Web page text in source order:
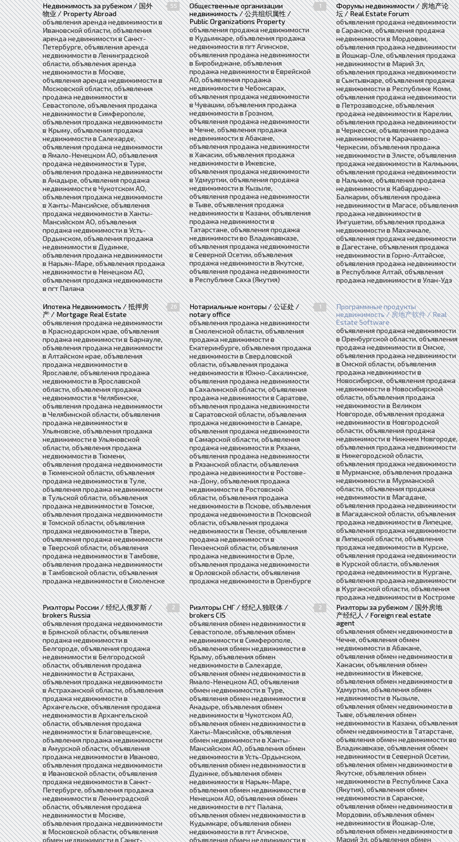
Недвижимость за рубежом / 国外
物业 / Property Abroad
55
объявления аренда недвижимости в
Ивановской области, объявления
аренда недвижимости в Санкт-
Петербурге, объявления аренда
недвижимости в Ленинградской
области, объявления аренда
недвижимости в Москве,
объявления аренда недвижимости в
Московской области, объявления
продажа недвижимости в
Севастополе, объявления продажа
недвижимости в Симферополе,
объявления продажа недвижимости
в Крыму, объявления продажа
недвижимости в Салехарде,
объявления продажа недвижимости
в Ямало-Ненецком АО, объявления
продажа недвижимости в Туре,
объявления продажа недвижимости
в Анадыре, объявления продажа
недвижимости в Чукотском АО,
объявления продажа недвижимости
в Ханты-Мансийске, объявления
продажа недвижимости в Ханты-
Мансийском АО, объявления
продажа недвижимости в Усть-
Ордынском, объявления продажа
недвижимости в Дудинке,
объявления продажа недвижимости
в Нарьян-Маре, объявления продажа
недвижимости в Ненецком АО,
объявления продажа недвижимости
в пгт Палана
Общественные организации
недвижимость / 公共组织属性 /
Public Organizations Property
1
объявления продажа недвижимости
в Кудымкаре, объявления продажа
недвижимости в пгт Агинское,
объявления продажа недвижимости
в Биробиджане, объявления
продажа недвижимости в Еврейской
АО, объявления продажа
недвижимости в Чебоксарах,
объявления продажа недвижимости
в Чувашии, объявления продажа
недвижимости в Грозном,
объявления продажа недвижимости
в Чечне, объявления продажа
недвижимости в Абакане,
объявления продажа недвижимости
в Хакасии, объявления продажа
недвижимости в Ижевске,
объявления продажа недвижимости
в Удмуртии, объявления продажа
недвижимости в Кызыле,
объявления продажа недвижимости
в Тыве, объявления продажа
недвижимости в Казани, объявления
продажа недвижимости в
Татарстане, объявления продажа
недвижимости во Владикавказе,
объявления продажа недвижимости
в Северной Осетии, объявления
продажа недвижимости в Якутске,
объявления продажа недвижимости
в Республике Саха (Якутия)
Форумы недвижимости / 房地产论
坛 / Real Estate Forum
объявления продажа недвижимости
в Саранске, объявления продажа
недвижимости в Мордовии,
объявления продажа недвижимости
в Йошкар-Оле, объявления продажа
недвижимости в Марий Эл,
объявления продажа недвижимости
в Сыктывкаре, объявления продажа
недвижимости в Республике Коми,
объявления продажа недвижимости
в Петрозаводске, объявления
продажа недвижимости в Карелии,
объявления продажа недвижимости
в Черкесске, объявления продажа
недвижимости в Карачаево-
Черкесии, объявления продажа
недвижимости в Элисте, объявления
продажа недвижимости в Калмыкии,
объявления продажа недвижимости
в Нальчике, объявления продажа
недвижимости в Кабардино-
Балкарии, объявления продажа
недвижимости в Магасе, объявления
продажа недвижимости в
Ингушетии, объявления продажа
недвижимости в Махачкале,
объявления продажа недвижимости
в Дагестане, объявления продажа
недвижимости в Горно-Алтайске,
объявления продажа недвижимости
в Республике Алтай, объявления
продажа недвижимости в Улан-Удэ
Ипотека Недвижимость / 抵押房
产 / Mortgage Real Estate
26
объявления продажа недвижимости
в Краснодарском крае, объявления
продажа недвижимости в Барнауле,
объявления продажа недвижимости
в Алтайском крае, объявления
продажа недвижимости в
Ярославле, объявления продажа
недвижимости в Ярославской
области, объявления продажа
недвижимости в Челябинске,
объявления продажа недвижимости
в Челябинской области, объявления
продажа недвижимости в
Ульяновске, объявления продажа
недвижимости в Ульяновской
области, объявления продажа
недвижимости в Тюмени,
объявления продажа недвижимости
в Тюменской области, объявления
продажа недвижимости в Туле,
объявления продажа недвижимости
в Тульской области, объявления
продажа недвижимости в Томске,
объявления продажа недвижимости
в Томской области, объявления
продажа недвижимости в Твери,
объявления продажа недвижимости
в Тверской области, объявления
продажа недвижимости в Тамбове,
объявления продажа недвижимости
в Тамбовской области, объявления
продажа недвижимости в Смоленске
Нотариальные конторы / 公证处 /
notary office
1
объявления продажа недвижимости
в Смоленской области, объявления
продажа недвижимости в
Екатеринбурге, объявления продажа
недвижимости в Свердловской
области, объявления продажа
недвижимости в Южно-Сахалинске,
объявления продажа недвижимости
в Сахалинской области, объявления
продажа недвижимости в Саратове,
объявления продажа недвижимости
в Саратовской области, объявления
продажа недвижимости в Самаре,
объявления продажа недвижимости
в Самарской области, объявления
продажа недвижимости в Рязани,
объявления продажа недвижимости
в Рязанской области, объявления
продажа недвижимости в Ростове-
на-Дону, объявления продажа
недвижимости в Ростовской
области, объявления продажа
недвижимости в Пскове, объявления
продажа недвижимости в Псковской
области, объявления продажа
недвижимости в Пензе, объявления
продажа недвижимости в
Пензенской области, объявления
продажа недвижимости в Орле,
объявления продажа недвижимости
в Орловской области, объявления
продажа недвижимости в Оренбурге
Программные продукты
недвижимость / 房地产软件 / Real
Estate Software
объявления продажа недвижимости
в Оренбургской области, объявления
продажа недвижимости в Омске,
объявления продажа недвижимости
в Омской области, объявления
продажа недвижимости в
Новосибирске, объявления продажа
недвижимости в Новосибирской
области, объявления продажа
недвижимости в Великом
Новгороде, объявления продажа
недвижимости в Новгородской
области, объявления продажа
недвижимости в Нижнем Новгороде,
объявления продажа недвижимости
в Нижегородской области,
объявления продажа недвижимости
в Мурманске, объявления продажа
недвижимости в Мурманской
области, объявления продажа
недвижимости в Магадане,
объявления продажа недвижимости
в Магаданской области, объявления
продажа недвижимости в Липецке,
объявления продажа недвижимости
в Липецкой области, объявления
продажа недвижимости в Курске,
объявления продажа недвижимости
в Курской области, объявления
продажа недвижимости в Кургане,
объявления продажа недвижимости
в Курганской области, объявления
продажа недвижимости в Костроме
Риэлторы России / 经纪人俄罗斯 /
brokers Russia
2
объявления продажа недвижимости
в Брянской области, объявления
продажа недвижимости в
Белгороде, объявления продажа
недвижимости в Белгородской
области, объявления продажа
недвижимости в Астрахани,
объявления продажа недвижимости
в Астраханской области, объявления
продажа недвижимости в
Архангельске, объявления продажа
недвижимости в Архангельской
области, объявления продажа
недвижимости в Благовещенске,
объявления продажа недвижимости
в Амурской области, объявления
продажа недвижимости в Иваново,
объявления продажа недвижимости
в Ивановской области, объявления
продажа недвижимости в Санкт-
Петербурге, объявления продажа
недвижимости в Ленинградской
области, объявления продажа
недвижимости в Москве,
объявления продажа недвижимости
в Московской области, объявления
обмен недвижимости в Санкт-
Риэлторы СНГ / 经纪人独联体 /
brokers CIS
2
объявления обмен недвижимости в
Севастополе, объявления обмен
недвижимости в Симферополе,
объявления обмен недвижимости в
Крыму, объявления обмен
недвижимости в Салехарде,
объявления обмен недвижимости в
Ямало-Ненецком АО, объявления
обмен недвижимости в Туре,
объявления обмен недвижимости в
Анадыре, объявления обмен
недвижимости в Чукотском АО,
объявления обмен недвижимости в
Ханты-Мансийске, объявления
обмен недвижимости в Ханты-
Мансийском АО, объявления обмен
недвижимости в Усть-Ордынском,
объявления обмен недвижимости в
Дудинке, объявления обмен
недвижимости в Нарьян-Маре,
объявления обмен недвижимости в
Ненецком АО, объявления обмен
недвижимости в пгт Палана,
объявления обмен недвижимости в
Кудымкаре, объявления обмен
недвижимости в пгт Агинское,
объявления обмен недвижимости в
Риэлторы за рубежом / 国外房地
产经纪人 / Foreign real estate
agent
объявления обмен недвижимости в
Чечне, объявления обмен
недвижимости в Абакане,
объявления обмен недвижимости в
Хакасии, объявления обмен
недвижимости в Ижевске,
объявления обмен недвижимости в
Удмуртии, объявления обмен
недвижимости в Кызыле,
объявления обмен недвижимости в
Тыве, объявления обмен
недвижимости в Казани, объявления
обмен недвижимости в Татарстане,
объявления обмен недвижимости во
Владикавказе, объявления обмен
недвижимости в Северной Осетии,
объявления обмен недвижимости в
Якутске, объявления обмен
недвижимости в Республике Саха
(Якутия), объявления обмен
недвижимости в Саранске,
объявления обмен недвижимости в
Мордовии, объявления обмен
недвижимости в Йошкар-Оле,
объявления обмен недвижимости в
Марий Эл, объявления обмен